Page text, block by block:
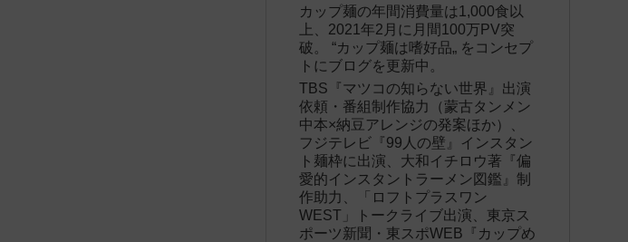
カップ麺の年間消費量は1,000食以
上、2021年2月に月間100万PV突
破。 “カップ麺は嗜好品„ をコンセプ
トにブログを更新中。
TBS『マツコの知らない世界』出演
依頼・番組制作協力（蒙古タンメン
中本×納豆アレンジの発案ほか）、
フジテレビ『99人の壁』インスタン
ト麺枠に出演、大和イチロウ著『偏
愛的インスタントラーメン図鑑』制
作助力、「ロフトプラスワン
WEST」トークライブ出演、東京ス
ポーツ新聞・東スポWEB『カップめ